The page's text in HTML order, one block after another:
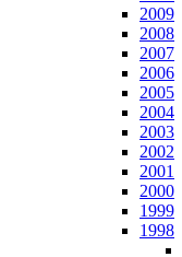
2009
2008
2007
2006
2005
2004
2003
2002
2001
2000
1999
1998